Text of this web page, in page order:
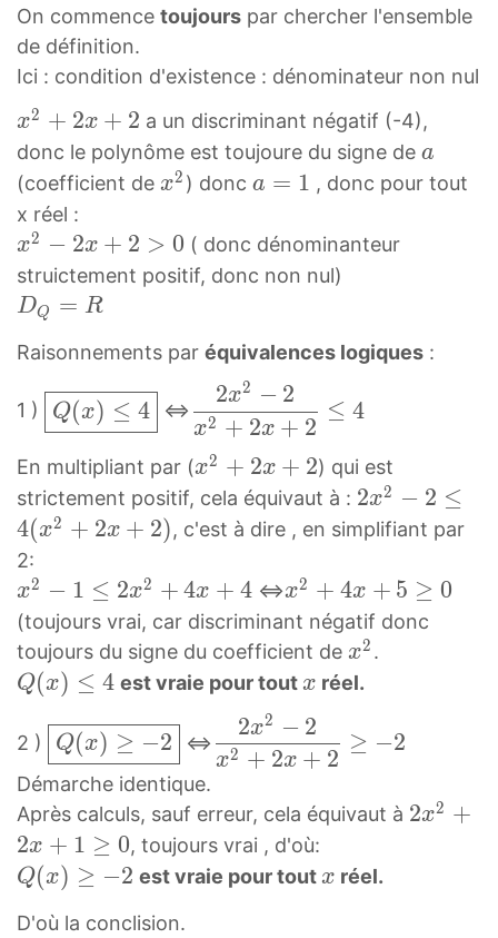
2
+
2
+
2
)
(
2
2
-
2
(
2
x
2
)
}
{
x
^
2
+
2
x
+
r
a
c
4
x
^
2
+
1
2
+
}
(
x
^
2
+
2
x
+
)
2
}
=
\
d
)
=
2
x
2
−
2
x
+
2
x
2
(
x
)
=
\
d
f
r
a
{
2
x
^
2
2
On commence toujours par chercher l'ensemble
de définition.
Ici : condition d'existence : dénominateur non nul
x
2
+
2
x
+
2
^
+
x
+
2
x2 + 2x + 2 a un discriminant négatif (-4),
donc le polynôme est toujoure du signe de a
a
a
(coefficient de x
x
^
x2 ) donc a
1
a
a = 1 , donc pour tout
x réel :
x
2
−
x
2
0
x
^
2
-
2
x
+
\
t
0
x2 − 2x + 2 > 0 ( donc dénominanteur
struictement positif, donc non nul)
D
=
D
{
Q
}
=
R
DQ = R
Raisonnements par équivalences logiques :
1 ) Q
(
)
≤
4
b
o
x
e
Q
(
x
\
l
Q(x) ≤ 4 <=>
x
2
−
2
x
+
2
x
+
≤
4
\
d
f
r
x2 + 2x + 2
2x2 − 2
≤ 4
En multipliant par (x
2
+
x
+
2
^
+
2
x
+
2
x2 + 2x + 2) qui est
strictement positif, cela équivaut à : 2
x
−
2
≤
4
x
2
2
+
2x2 − 2 ≤
4(x2 + 2x + 2), c'est à dire , en simplifiant par
2:
x
2
−
1
2
2
+
4
x
+
x2 − 1 ≤ 2x2 + 4x + 4 <=>x
2
+
4
+
5
0
x
^
x2 + 4x + 5 ≥ 0
(toujours vrai, car discriminant négatif donc
toujours du signe du coefficient de x
2
^
x2 .
Q
x
)
≤
4
Q
(
x
Q(x) ≤ 4 est vraie pour toutx
x
x réel.
2 ) Q
(
x
)
≥
−
\
Q(x) ≥ −2 <=>
x
−
2
x
x2 + 2x + 2
2x2 − 2
≥ −2
Démarche identique.
Après calculs, sauf erreur, cela équivaut à 2
2x2 +
2x + 1 ≥ 0, toujours vrai , d'où:
Q
Q(x) ≥ −2 est vraie pour toutx
x réel.
D'où la conclision.